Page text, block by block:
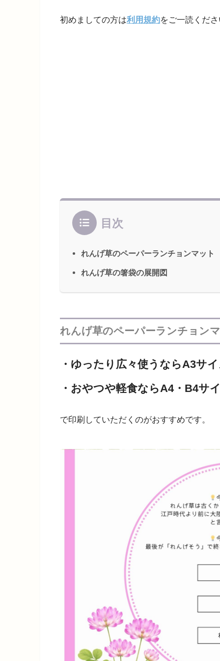
初めましての方は利用規約をご一読くだ
目次
れんげ草のペーパーランチョンマット
れんげ草の箸袋の展開図
れんげ草のペーパーランチョン
・ ゆったり広々使うならA3サ
・ おやつや軽食ならA4・B4サ
で印刷していただくのがおすすめです。